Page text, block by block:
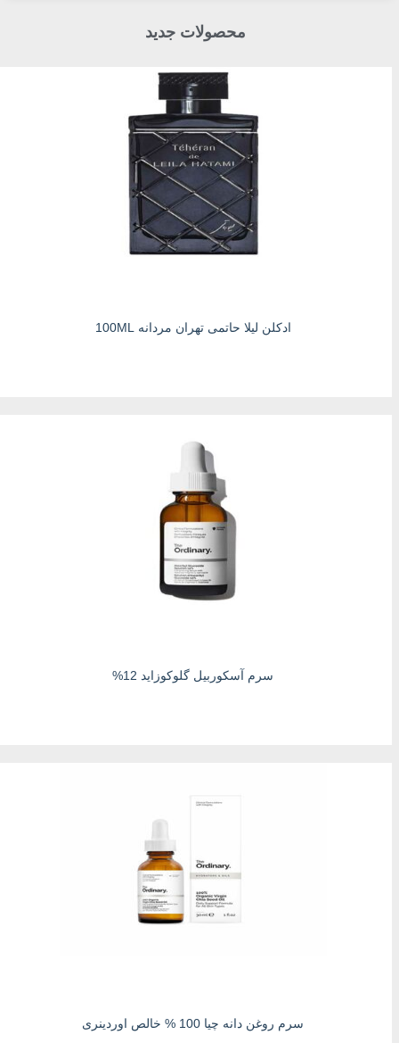
محصولات جدید
ادکلن لیلا حاتمی تهران مردانه 100ML
سرم آسکوربیل گلوکوزاید 12%
سرم روغن دانه چیا 100 % خالص اوردینری